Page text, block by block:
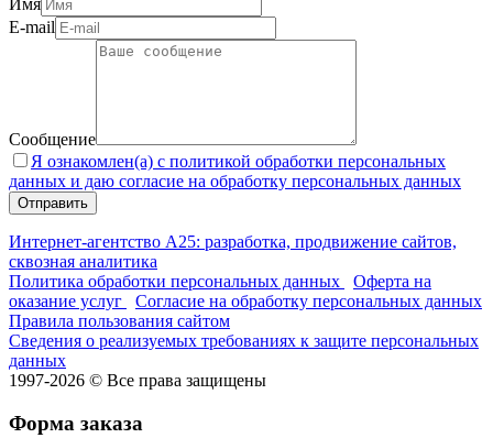
E-mail
Сообщение
Я ознакомлен(а) с политикой обработки персональных
данных и даю согласие на обработку персональных данных
Интернет-агентство А25: разработка, продвижение сайтов,
сквозная аналитика
Политика обработки персональных данных
Оферта на
оказание услуг
Согласие на обработку персональных данных
Правила пользования сайтом
Сведения о реализуемых требованиях к защите персональных
данных
1997-2026 © Все права защищены
Форма заказа